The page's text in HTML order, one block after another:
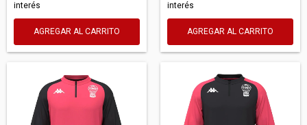
interés
AGREGAR AL CARRITO
interés
AGREGAR AL CARRITO